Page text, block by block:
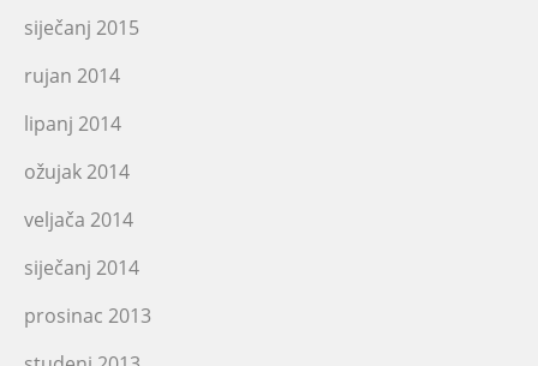
siječanj 2015
rujan 2014
lipanj 2014
ožujak 2014
veljača 2014
siječanj 2014
prosinac 2013